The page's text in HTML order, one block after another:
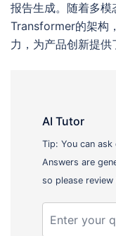
报告生成。随着多
Transformer的架构
力，为产品创新提供
AI Tutor
Tip: You can
Answers are
so please